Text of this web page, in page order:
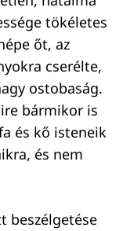
tökéletes
őt, az
cserélte,
ostobaság.
bármikor is
és kő isteneik
és nem
beszélgetése